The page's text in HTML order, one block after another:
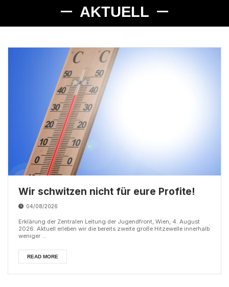
AKTUELL
Wir schwitzen nicht für eure Profite!
04/08/2026
Erklärung der Zentralen Leitung der Jugendfront, Wien, 4. August
2026. Aktuell erleben wir die bereits zweite große Hitzewelle innerhalb
weniger ...
READ MORE